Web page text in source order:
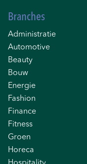
Branches
Administratie
Automotive
Beauty
Bouw
Energie
Fashion
Finance
Fitness
Groen
Horeca